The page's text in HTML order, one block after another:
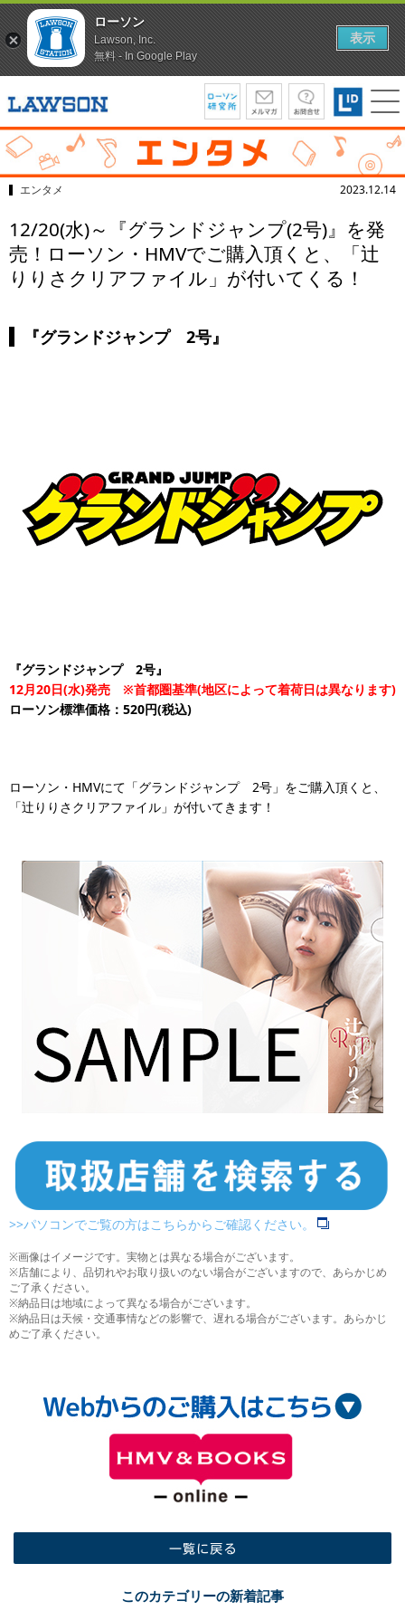
エンタメ 2023.12.14
12/20(水)～『グランドジャンプ(2号)』を発
売！ローソン・HMVでご購入頂くと、「辻
りりさクリアファイル」が付いてくる！
『グランドジャンプ 2号』
『グランドジャンプ 2号』
12月20日(水)発売 ※首都圏基準(地区によって着荷日は異なります)
ローソン標準価格：520円(税込)
ローソン・HMVにて「グランドジャンプ 2号」をご購入頂くと、
「辻りりさクリアファイル」が付いてきます！
>>パソコンでご覧の方はこちらからご確認ください。
※画像はイメージです。実物とは異なる場合がございます。
※店舗により、品切れやお取り扱いのない場合がございますので、あらかじめ
ご了承ください。
※納品日は地域によって異なる場合がございます。
※納品日は天候・交通事情などの影響で、遅れる場合がございます。あらかじ
めご了承ください。
このカテゴリーの新着記事
ローソン
Lawson, Inc.
無料 - In Google Play
表示